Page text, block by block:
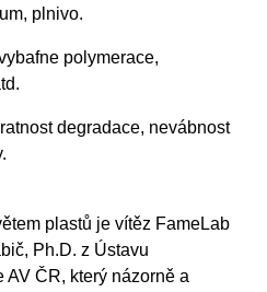
plnivo.
polymerace,
degradace, nevábnost
plastů je vítěz FameLab
Ph.D. z Ústavu
ČR, který názorně a